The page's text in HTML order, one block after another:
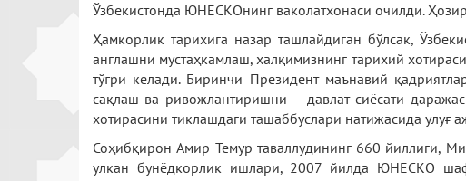
Ўзбекистонда ЮНЕСКОнинг ваколатхонаси очилди.
Ҳамкорлик тарихига назар ташлайдиган бўлсак,
англашни мустаҳкамлаш, халқимизнинг тарихий
тўғри келади. Биринчи Президент маънавий
сақлаш ва ривожлантиришни – давлат сиёсати
хотирасини тиклашдаги ташаббуслари натижасида
Соҳибқирон Амир Темур таваллудининг 660 йиллиги,
улкан бунёдкорлик ишлари, 2007 йилда ЮНЕСКО